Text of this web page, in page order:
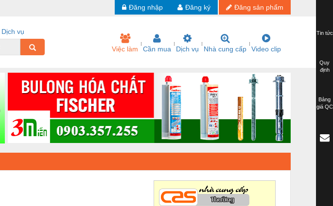
Đăng sản phẩm
Đăng ký
Đăng nhập
Dịch vụ
Việc làm Cần mua Dịch vụ Nhà cung cấp Video clip
Tin tức
Quy
định
Bảng
giá QC